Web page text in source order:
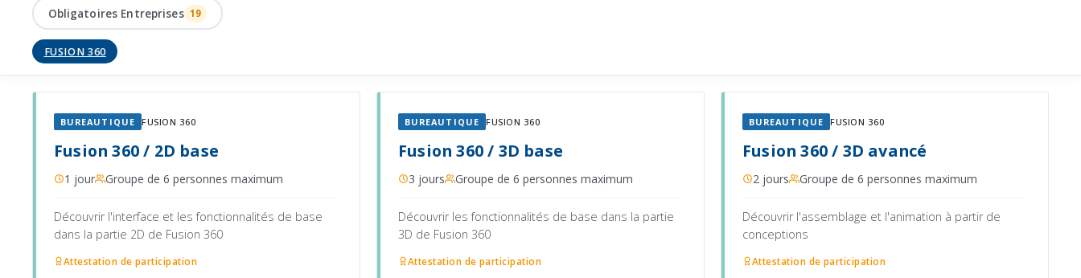
Obligatoires Entreprises 19
FUSION 360
BUREAUTIQUE FUSION 360
Fusion 360 / 2D base
1 jour Groupe de 6 personnes maximum
Découvrir l'interface et les fonctionnalités de base
dans la partie 2D de Fusion 360
Attestation de participation
BUREAUTIQUE FUSION 360
Fusion 360 / 3D base
3 jours Groupe de 6 personnes maximum
Découvrir les fonctionnalités de base dans la partie
3D de Fusion 360
Attestation de participation
BUREAUTIQUE FUSION 360
Fusion 360 / 3D avancé
2 jours Groupe de 6 personnes maximum
Découvrir l'assemblage et l'animation à partir de
conceptions
Attestation de participation